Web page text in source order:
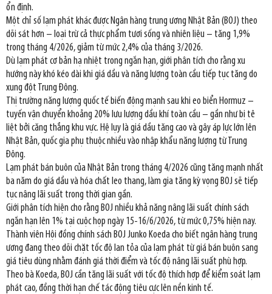
ổn định.
Một chỉ số lạm phát khác được Ngân hàng trung ương Nhật Bản (BOJ) theo
dõi sát hơn – loại trừ cả thực phẩm tươi sống và nhiên liệu – tăng 1,9%
trong tháng 4/2026, giảm từ mức 2,4% của tháng 3/2026.
Dù lạm phát cơ bản hạ nhiệt trong ngắn hạn, giới phân tích cho rằng xu
hướng này khó kéo dài khi giá dầu và năng lượng toàn cầu tiếp tục tăng do
xung đột Trung Đông.
Thị trường năng lượng quốc tế biến động mạnh sau khi eo biển Hormuz –
tuyến vận chuyển khoảng 20% lưu lượng dầu khí toàn cầu – gần như bị tê
liệt bởi căng thẳng khu vực. Hệ lụy là giá dầu tăng cao và gây áp lực lớn lên
Nhật Bản, quốc gia phụ thuộc nhiều vào nhập khẩu năng lượng từ Trung
Đông.
Lạm phát bán buôn của Nhật Bản trong tháng 4/2026 cũng tăng mạnh nhất
ba năm do giá dầu và hóa chất leo thang, làm gia tăng kỳ vọng BOJ sẽ tiếp
tục nâng lãi suất trong thời gian gần.
Giới phân tích hiện cho rằng BOJ nhiều khả năng nâng lãi suất chính sách
ngắn hạn lên 1% tại cuộc họp ngày 15-16/6/2026, từ mức 0,75% hiện nay.
Thành viên Hội đồng chính sách BOJ Junko Koeda cho biết ngân hàng trung
ương đang theo dõi chặt tốc độ lan tỏa của lạm phát từ giá bán buôn sang
giá tiêu dùng nhằm đánh giá thời điểm và tốc độ nâng lãi suất phù hợp.
Theo bà Koeda, BOJ cần tăng lãi suất với tốc độ thích hợp để kiểm soát lạm
phát cao, đồng thời hạn chế tác động tiêu cực lên nền kinh tế.